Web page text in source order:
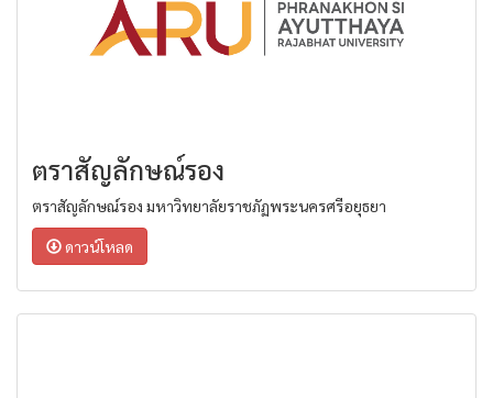
ตราสัญลักษณ์รอง
ตราสัญลักษณ์รอง มหาวิทยาลัยราชภัฏพระนครศรีอยุธยา
ดาวน์โหลด